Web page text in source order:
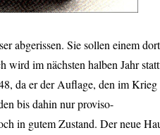
abgerissen. Sie sollen einem
wird im nächsten halben Jahr
da er der Auflage, den im
bis dahin nur proviso-
in gutem Zustand. Der neue